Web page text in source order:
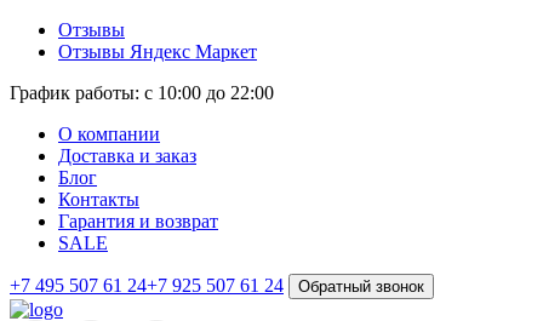
Отзывы
Отзывы Яндекс Маркет
График работы: с 10:00 до 22:00
О компании
Доставка и заказ
Блог
Контакты
Гарантия и возврат
SALE
+7 495 507 61 24+7 925 507 61 24 Обратный звонок